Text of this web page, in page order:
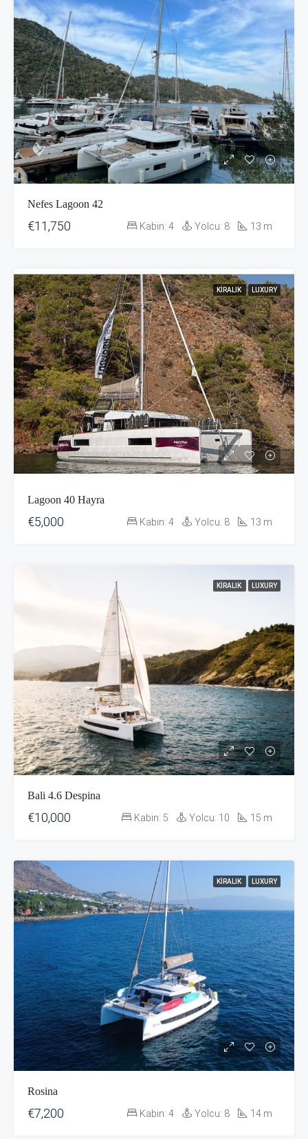
Nefes Lagoon 42
€11,750 Kabin: 4 Yolcu: 8 13 m
KIRALIK LUXURY
Lagoon 40 Hayra
€5,000 Kabin: 4 Yolcu: 8 13 m
KIRALIK LUXURY
Bali 4.6 Despina
€10,000 Kabin: 5 Yolcu: 10 15 m
KIRALIK LUXURY
Rosina
€7,200 Kabin: 4 Yolcu: 8 14 m